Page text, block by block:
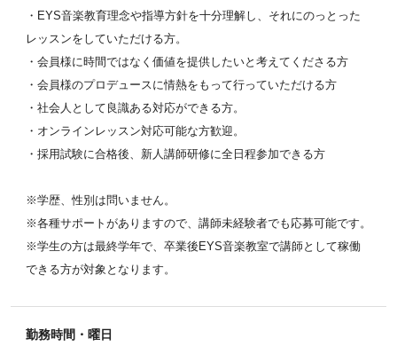
・EYS音楽教育理念や指導方針を十分理解し、それにのっとった
レッスンをしていただける方。
・会員様に時間ではなく価値を提供したいと考えてくださる方
・会員様のプロデュースに情熱をもって行っていただける方
・社会人として良識ある対応ができる方。
・オンラインレッスン対応可能な方歓迎。
・採用試験に合格後、新人講師研修に全日程参加できる方
※学歴、性別は問いません。
※各種サポートがありますので、講師未経験者でも応募可能です。
※学生の方は最終学年で、卒業後EYS音楽教室で講師として稼働
できる方が対象となります。
勤務時間・曜日